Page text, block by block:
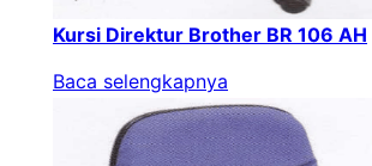
Kursi Direktur Brother BR 106 AH
Baca selengkapnya